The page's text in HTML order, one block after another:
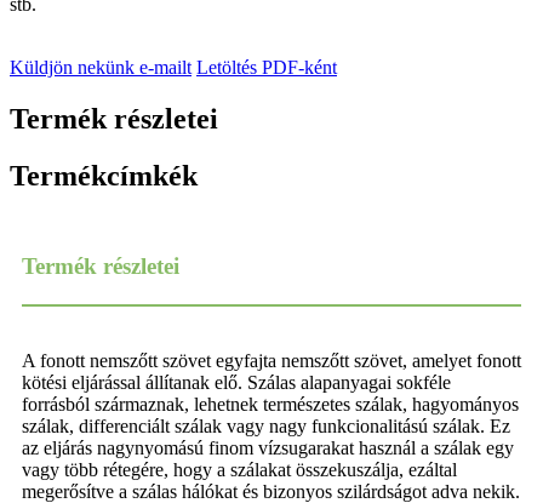
stb.
Küldjön nekünk e-mailt Letöltés PDF-ként
Termék részletei
Termékcímkék
Termék részletei
A fonott nemszőtt szövet egyfajta nemszőtt szövet, amelyet fonott
kötési eljárással állítanak elő. Szálas alapanyagai sokféle
forrásból származnak, lehetnek természetes szálak, hagyományos
szálak, differenciált szálak vagy nagy funkcionalitású szálak. Ez
az eljárás nagynyomású finom vízsugarakat használ a szálak egy
vagy több rétegére, hogy a szálakat összekuszálja, ezáltal
megerősítve a szálas hálókat és bizonyos szilárdságot adva nekik.